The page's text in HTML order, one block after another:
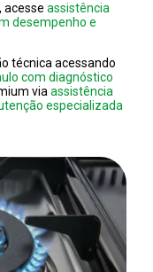
acesse assistência
desempenho e
técnica acessando
com diagnóstico
via assistência
especializada